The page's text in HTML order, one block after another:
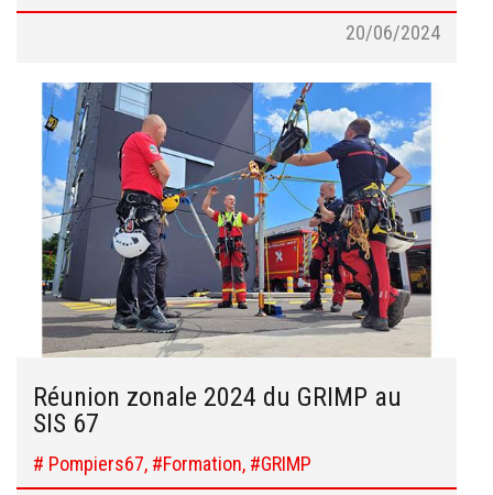
20/06/2024
Réunion zonale 2024 du GRIMP au
SIS 67
# Pompiers67, #Formation, #GRIMP